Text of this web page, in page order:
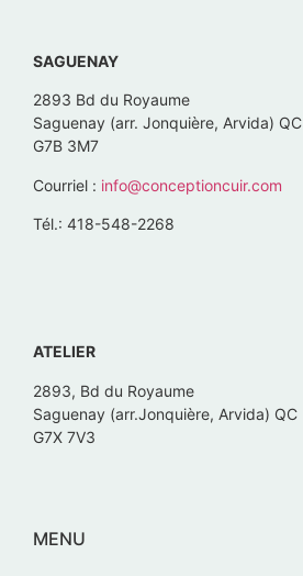
SAGUENAY
2893 Bd du Royaume
Saguenay (arr. Jonquière, Arvida) QC
G7B 3M7
Courriel : info@conceptioncuir.com
Tél.: 418-548-2268
ATELIER
2893, Bd du Royaume
Saguenay (arr.Jonquière, Arvida) QC
G7X 7V3
MENU